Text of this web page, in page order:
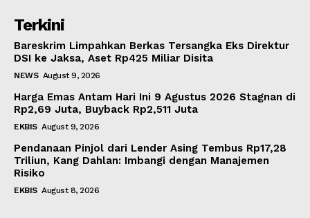
Terkini
Bareskrim Limpahkan Berkas Tersangka Eks Direktur
DSI ke Jaksa, Aset Rp425 Miliar Disita
NEWS August 9, 2026
Harga Emas Antam Hari Ini 9 Agustus 2026 Stagnan di
Rp2,69 Juta, Buyback Rp2,511 Juta
EKBIS August 9, 2026
Pendanaan Pinjol dari Lender Asing Tembus Rp17,28
Triliun, Kang Dahlan: Imbangi dengan Manajemen
Risiko
EKBIS August 8, 2026